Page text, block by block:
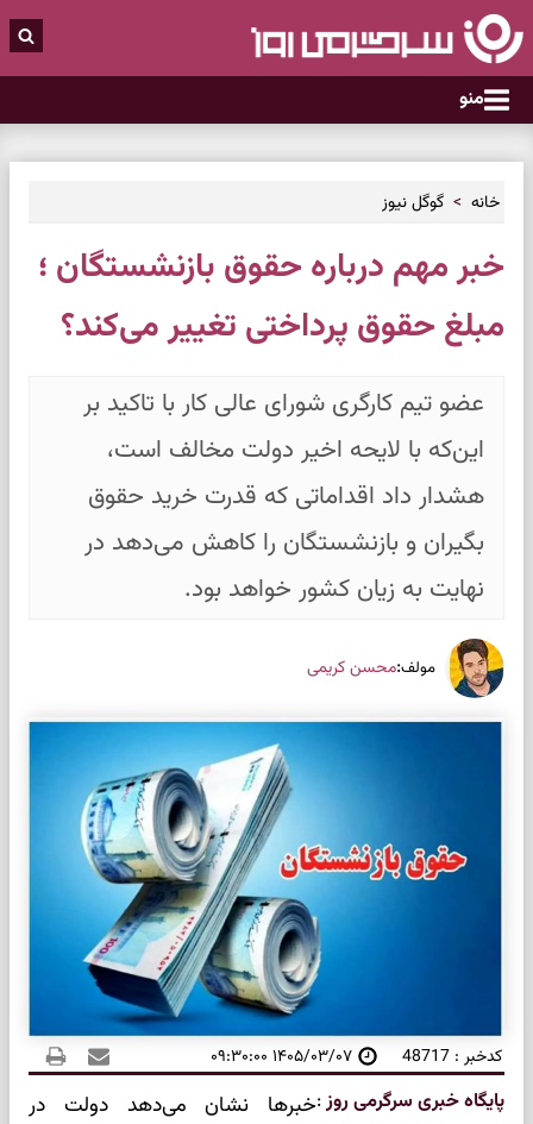
منو
خانه گوگل نیوز
خبر مهم درباره حقوق بازنشستگان ؛
مبلغ حقوق پرداختی تغییر می‌کند؟
عضو تیم کارگری شورای عالی کار با تاکید بر
این‌که با لایحه اخیر دولت مخالف است،
هشدار داد اقداماتی که قدرت خرید حقوق
بگیران و بازنشستگان را کاهش می‌دهد در
نهایت به زیان کشور خواهد بود.
مولف:محسن کریمی
کدخبر : 48717 ۱۴۰۵/۰۳/۰۷ ۰۹:۳۰:۰۰
پایگاه خبری سرگرمی روز:خبرها نشان می‌دهد دولت در